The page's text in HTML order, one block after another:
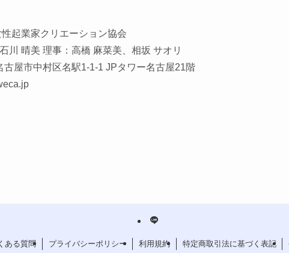
起業家クリエーション協会
川 晴美 理事：⾼橋 ⿇菜美、相坂 サオリ
屋市中村区名駅1-1-1 JPタワー名古屋21階
ある質問 プライバシーポリシー 利用規約 特定商取引法に基づく表記